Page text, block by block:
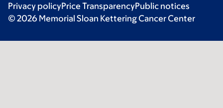
Privacy policyPrice TransparencyPublic notices
© 2026 Memorial Sloan Kettering Cancer Center